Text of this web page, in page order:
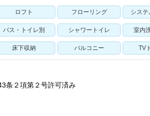
ロフト フローリング システ
バス・トイレ別 シャワートイレ 室内
床下収納 バルコニー TV
条２項第２号許可済み